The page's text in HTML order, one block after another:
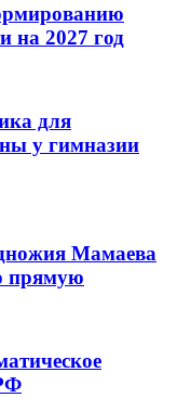
на 2027 год
для
у гимназии
Мамаева
прямую